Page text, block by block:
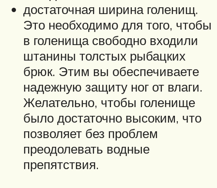
достаточная ширина голенищ.
Это необходимо для того, чтобы
в голенища свободно входили
штанины толстых рыбацких
брюк. Этим вы обеспечиваете
надежную защиту ног от влаги.
Желательно, чтобы голенище
было достаточно высоким, что
позволяет без проблем
преодолевать водные
препятствия.